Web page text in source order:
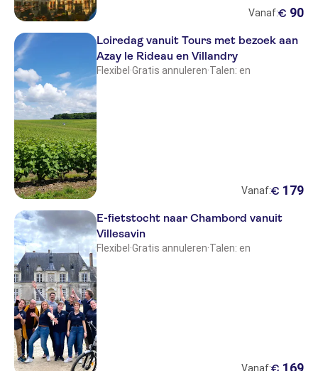
Vanaf:€ 90
Loiredag vanuit Tours met bezoek aan
Azay le Rideau en Villandry
Flexibel ·Gratis annuleren·Talen: en
Vanaf:€ 179
E-fietstocht naar Chambord vanuit
Villesavin
Flexibel ·Gratis annuleren·Talen: en
Vanaf: 169